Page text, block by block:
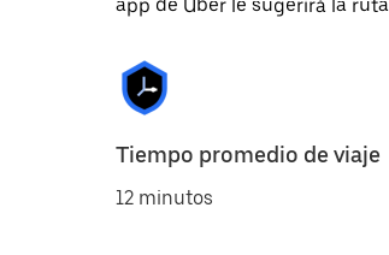
app de Uber le sugerirá la
Tiempo promedio de viaje
12 minutos